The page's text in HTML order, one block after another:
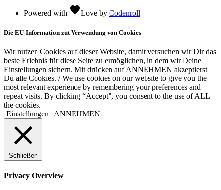
Powered with favoriteLove by Codenroll
Die EU-Information zut Verwendung von Cookies
Wir nutzen Cookies auf dieser Website, damit versuchen wir Dir das
beste Erlebnis für diese Seite zu ermöglichen, in dem wir Deine
Einstellungen sichern. Mit drücken auf ANNEHMEN akzeptierst
Du alle Cookies. / We use cookies on our website to give you the
most relevant experience by remembering your preferences and
repeat visits. By clicking “Accept”, you consent to the use of ALL
the cookies.
Einstellungen
ANNEHMEN
Schließen
Privacy Overview